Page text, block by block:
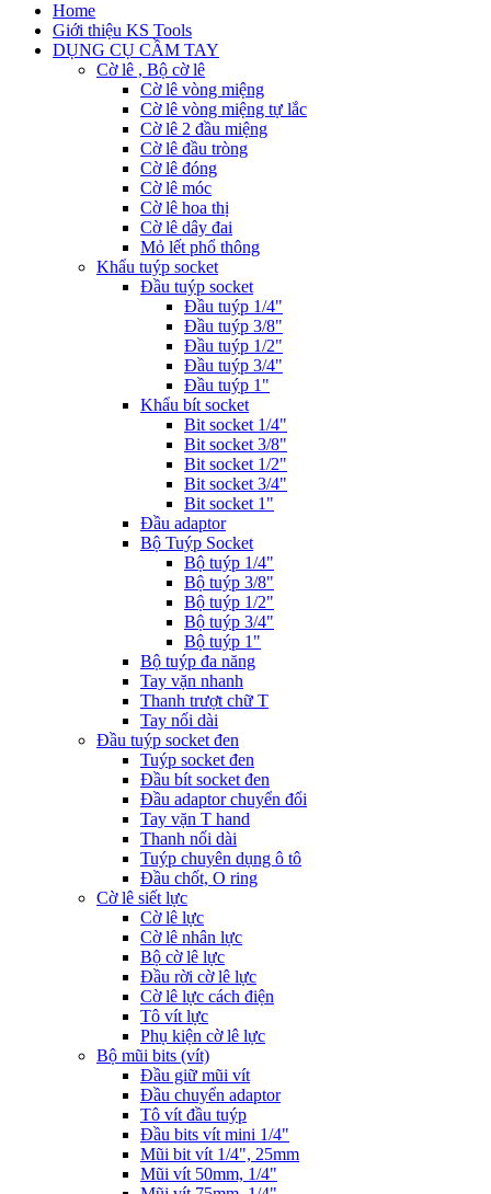
Home
Giới thiệu KS Tools
DỤNG CỤ CẦM TAY
Cờ lê , Bộ cờ lê
Cờ lê vòng miệng
Cờ lê vòng miệng tự lắc
Cờ lê 2 đầu miệng
Cờ lê đầu tròng
Cờ lê đóng
Cờ lê móc
Cờ lê hoa thị
Cờ lê dây đai
Mỏ lết phổ thông
Khẩu tuýp socket
Đầu tuýp socket
Đầu tuýp 1/4"
Đầu tuýp 3/8"
Đầu tuýp 1/2"
Đầu tuýp 3/4"
Đầu tuýp 1"
Khẩu bít socket
Bit socket 1/4"
Bit socket 3/8"
Bit socket 1/2"
Bit socket 3/4"
Bit socket 1"
Đầu adaptor
Bộ Tuýp Socket
Bộ tuýp 1/4"
Bộ tuýp 3/8"
Bộ tuýp 1/2"
Bộ tuýp 3/4"
Bộ tuýp 1"
Bộ tuýp đa năng
Tay vặn nhanh
Thanh trượt chữ T
Tay nối dài
Đầu tuýp socket đen
Tuýp socket đen
Đầu bít socket đen
Đầu adaptor chuyển đổi
Tay vặn T hand
Thanh nối dài
Tuýp chuyên dụng ô tô
Đầu chốt, O ring
Cờ lê siết lực
Cờ lê lực
Cờ lê nhân lực
Bộ cờ lê lực
Đầu rời cờ lê lực
Cờ lê lực cách điện
Tô vít lực
Phụ kiện cờ lê lực
Bộ mũi bits (vít)
Đầu giữ mũi vít
Đầu chuyển adaptor
Tô vít đầu tuýp
Đầu bits vít mini 1/4"
Mũi bit vít 1/4", 25mm
Mũi vít 50mm, 1/4"